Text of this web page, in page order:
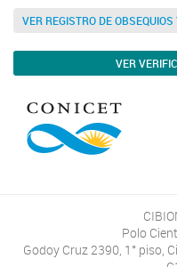
VER REGISTRO DE
VER
Polo
Godoy Cruz 2390, 1° piso,